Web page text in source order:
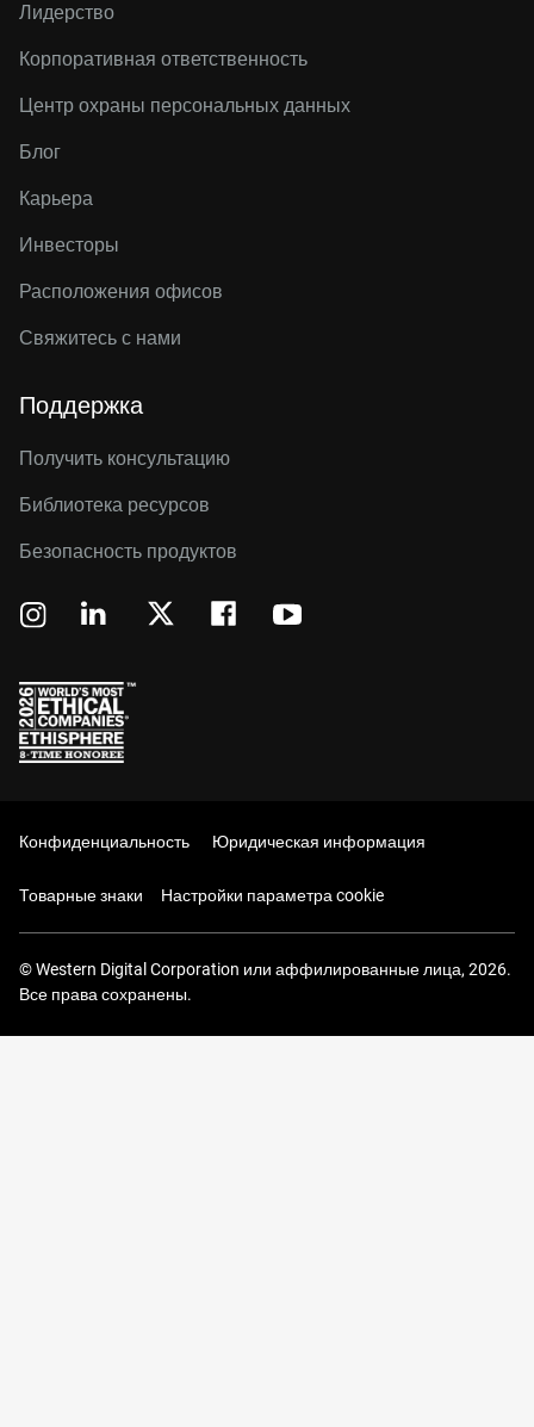
Лидерство
Корпоративная ответственность
Центр охраны персональных данных
Блог
Карьера
Инвесторы
Расположения офисов
Свяжитесь с нами
Поддержка
Получить консультацию
Библиотека ресурсов
Безопасность продуктов
Конфиденциальность Юридическая информация
Товарные знаки Настройки параметра cookie
© Western Digital Corporation или аффилированные лица, 2026.
Все права сохранены.